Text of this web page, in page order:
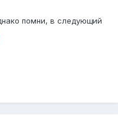
помни, в следующий